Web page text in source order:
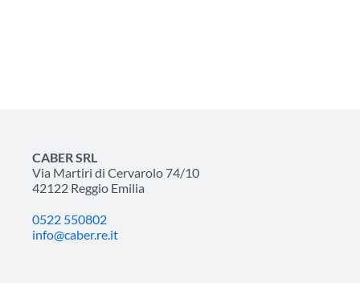
CABER SRL
Via Martiri di Cervarolo 74/10
42122 Reggio Emilia
0522 550802
info@caber.re.it